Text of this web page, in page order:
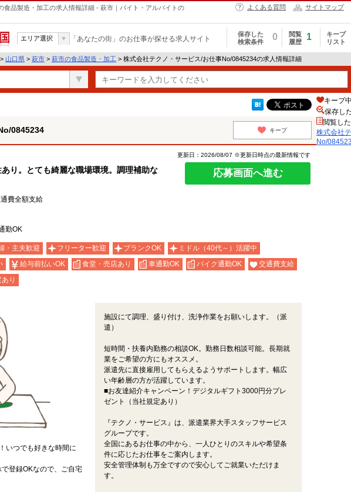
食品製造・加工の求人情報詳細 - 萩市｜バイト・アルバイトの
よくある質問 サイトマップ
エリア選択 「あなたの街」のお仕事が探せる求人サイト
保存した
検索条件
0
閲覧
履歴
1
キープ
リスト
> 山口県 > 萩市 > 萩市の食品製造・加工 > 株式会社テクノ・サービス/お仕事No/0845234の求人情報詳細
0845234 キープ
り。とても綺麗な職場環境。調理補助な
更新日：2026/08/07 ※更新日時点の最新情報です
応募画面へ進む
費全額支給
勤OK
・主夫歓迎 フリーター歓迎 ブランクOK
ミドル（40代～）活躍中
給与前払いOK 食堂・売店あり 車通勤OK バイク通勤OK
交通費支給
り
いつでも好きな時間に
登録OKなので、ご自宅
施設にて調理、盛り付け、洗浄作業をお願いします。（派
遣）
短時間・扶養内勤務の相談OK。勤務日数相談可能。長期就
業をご希望の方にもオススメ。
派遣先に直接雇用してもらえるようサポートします。幅広
い年齢層の方が活躍しています。
■お友達紹介キャンペーン！デジタルギフト3000円分プレ
ゼント（当社規定あり）
『テクノ・サービス』は、派遣業界大手スタッフサービス
グループです。
全国にあるお仕事の中から、一人ひとりのスキルや希望条
件に応じたお仕事をご案内します。
安全管理体制も万全ですので安心してご就業いただけま
す。
キープ
保存し
閲覧し
株式会社
No/